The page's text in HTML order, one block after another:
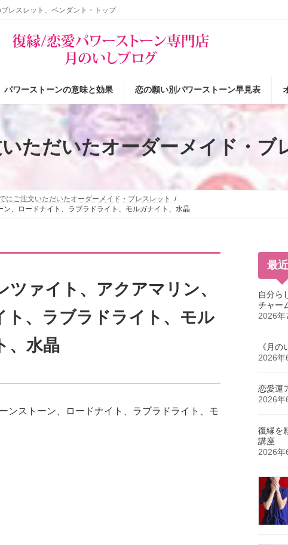
レスレット、ペンダント・トップ
パワーストーンの意味と効果 恋の願い別パワーストーン早見表
ただいたオーダーメイド・ブ
にご注文いただいたオーダーメイド・ブレスレット
、ロードナイト、ラブラドライト、モルガナイト、水晶
ァイト、アクアマリン、
ト、ラブラドライト、モル
、水晶
ンストーン、ロードナイト、ラブラドライト、モ
最
自分ら
チャー
2026年
《月
2026年
恋愛運
2026年
復縁を
講座
2026年